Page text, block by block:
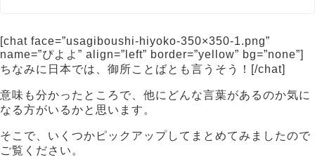
[chat face=”usagiboushi-hiyoko-350×350-1.png”
name=”ぴよよ” align=”left” border=”yellow” bg=”none”]
ちなみに日本では、御所ことばとも言うそう！[/chat]
意味も分かったところで、他にどんな言葉があるのか気に
なる方がいるかと思います。
そこで、いくつかピックアップしてまとめてみましたので
ご覧ください。